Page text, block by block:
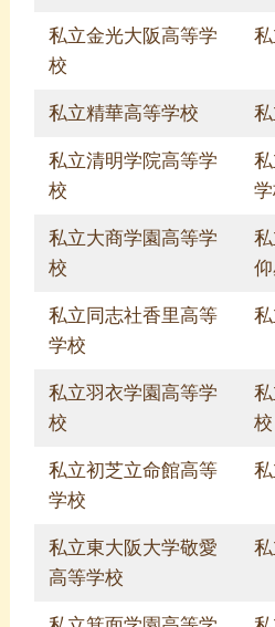
私立金光大阪高等学
校
私立精華高等学校
私立清明学院高等学
校
私立大商学園高等学
校
私立同志社香里高等
学校
私立羽衣学園高等学
校
校
私立初芝立命館高等
学校
私立東大阪大学敬愛
高等学校